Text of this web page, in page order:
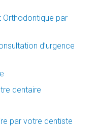
Orthodontique par
d’urgence
dentaire
par votre dentiste